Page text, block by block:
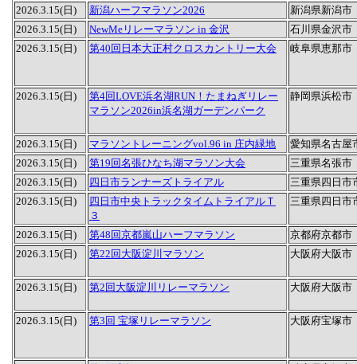
2026.3.15(日) 新潟ハーフマラソン2026
新潟県新潟市
2026.3.15(日)
NewMeリレーマラソン in 金沢
石川県金沢市
2026.3.15(日)
第40回日本大正村クロスカントリー大会 岐阜県恵那市
2026.3.15(日)
第4回LOVE浜名湖RUN！たまねぎリレー
マラソン2026in浜名湖ガーデンパーク
静岡県浜松市
2026.3.15(日) マラソントレーニングvol.96 in 庄内緑地
愛知県名古屋
2026.3.15(日)
第19回名張ひなち湖マラソン大会
三重県名張市
2026.3.15(日)
四日市ランナーズトライアル
三重県四日市
2026.3.15(日)
四日市中央トラックタイムトライアルＴ
３
三重県四日市
2026.3.15(日) 第48回京都嵐山ハーフマラソン
京都府京都市
2026.3.15(日)
第22回大阪淀川マラソン 大阪府大阪市
2026.3.15(日) 第2回大阪淀川リレーマラソン 大阪府大阪市
2026.3.15(日) 第3回 宝塚リレーマラソン 大阪府宝塚市